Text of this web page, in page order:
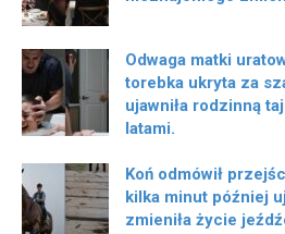
Odwaga matki
torebka ukryta za
ujawniła rodzinną
latami.
Koń odmówił
kilka minut później
zmieniła życie